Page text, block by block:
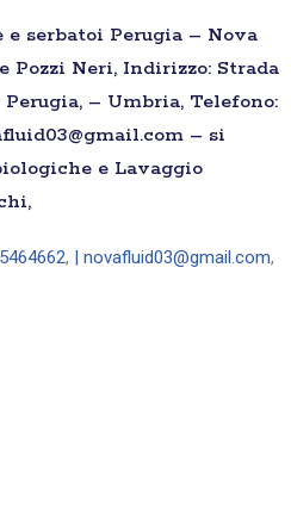
serbatoi Perugia – Nova
Pozzi Neri, Indirizzo: Strada
Perugia, – Umbria, Telefono:
– si
e Lavaggio
, | novafluid03@gmail.com,